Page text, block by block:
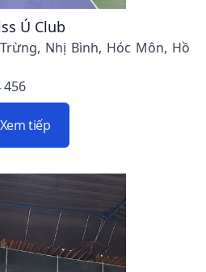
Ú Club
Nhị Bình, Hóc Môn, Hồ
456
Xem tiếp